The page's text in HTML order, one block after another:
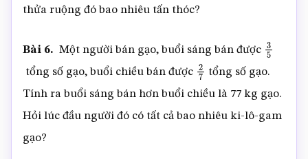
thửa ruộng đó bao nhiêu tấn thóc?
Bài 6. Một người bán gạo, buổi sáng bán được 35
tổng số gạo, buổi chiều bán được 27 tổng số gạo.
Tính ra buổi sáng bán hơn buổi chiều là 77 kg gạo.
Hỏi lúc đầu người đó có tất cả bao nhiêu ki-lô-gam
gạo?